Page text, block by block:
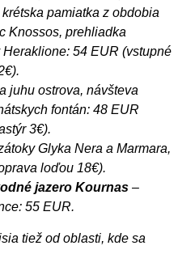
pamiatka z obdobia
Knossos, prehliadka
54 EUR (vstupné
juhu ostrova, návšteva
fontán: 48 EUR
3€).
Glyka Nera a Marmara,
loďou 18€).
jazero Kournas –
55 EUR.
tiež od oblasti, kde sa